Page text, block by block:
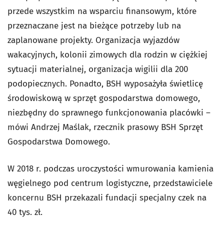
przede wszystkim na wsparciu finansowym, które
przeznaczane jest na bieżące potrzeby lub na
zaplanowane projekty. Organizacja wyjazdów
wakacyjnych, kolonii zimowych dla rodzin w ciężkiej
sytuacji materialnej, organizacja wigilii dla 200
podopiecznych. Ponadto, BSH wyposażyła świetlicę
środowiskową w sprzęt gospodarstwa domowego,
niezbędny do sprawnego funkcjonowania placówki –
mówi Andrzej Maślak, rzecznik prasowy BSH Sprzęt
Gospodarstwa Domowego.
W 2018 r. podczas uroczystości wmurowania kamienia
węgielnego pod centrum logistyczne, przedstawiciele
koncernu BSH przekazali fundacji specjalny czek na
40 tys. zł.